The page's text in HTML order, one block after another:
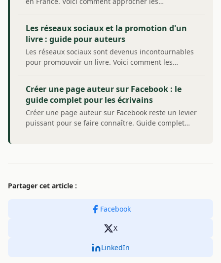
Les réseaux sociaux et la promotion d'un
livre : guide pour auteurs
Les réseaux sociaux sont devenus incontournables
pour promouvoir un livre. Voici comment les…
Créer une page auteur sur Facebook : le
guide complet pour les écrivains
Créer une page auteur sur Facebook reste un levier
puissant pour se faire connaître. Guide complet…
Partager cet article :
Facebook
X
LinkedIn